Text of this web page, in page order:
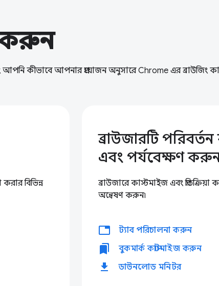
করুন
কীভাবে আপনার প্রয়োজন অনুসারে Chrome এর ব্রাউজিং
বিভিন্ন
ব্রাউজারটি
এবং পর্যবেক্ষণ
ব্রাউজারে কাস্টমাইজ এবং
অন্বেষণ করুন৷
tabsট্যাব পরিচালনা করুন
bookmarks বুকমার্ক কাস্টমাইজ করুন
download ডাউনলোড মনিটর